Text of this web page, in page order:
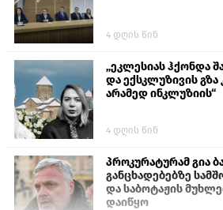
4 დღის წინ
„ეკლესიას ჰქონდა
და ექსკლუზივის გზა
არამედ ინკლუზიის“
4 დღის წინ
პროკურატურამ გია
განცხადებებზე
და საბოტაჟის
დაიწყო